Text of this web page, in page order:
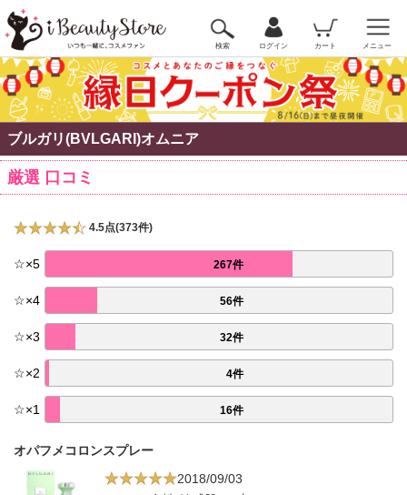
検索 ログイン カート メニュー
ブルガリ(BVLGARI)オムニア
厳選 口コミ
4.5点(373件)
☆×5 267件
☆×4 56件
☆×3 32件
☆×2 4件
☆×1 16件
オパフメコロンスプレー
2018/09/03